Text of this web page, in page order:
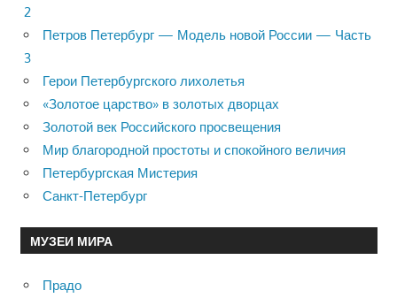
2
Петров Петербург — Модель новой России — Часть
3
Герои Петербургского лихолетья
«Золотое царство» в золотых дворцах
Золотой век Российского просвещения
Мир благородной простоты и спокойного величия
Петербургская Мистерия
Санкт-Петербург
МУЗЕИ МИРА
Прадо